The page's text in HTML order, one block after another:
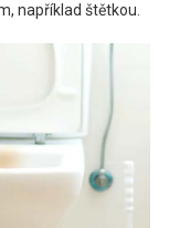
například štětkou.